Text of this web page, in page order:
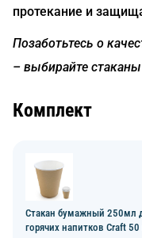
протекание и
Позаботьтесь о
– выбирайте
Комплект
Стакан бумажный 250мл
горячих напитков Craft